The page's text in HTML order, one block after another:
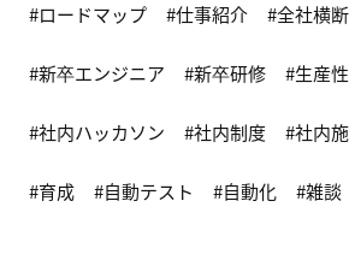
ロードマップ 仕事紹介 全社横断
新卒エンジニア 新卒研修 生産
社内ハッカソン 社内制度 社内
育成 自動テスト 自動化 雑談